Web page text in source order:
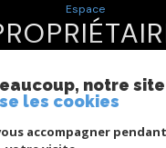
Espace
Se connecter
notre site
les cookies
accompagner pendant